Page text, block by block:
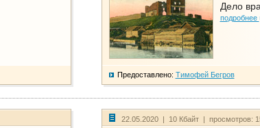
Дело
подробнее
Предоставлено: Тимофей Бегров
22.05.2020 | 10 Кбайт | просмотров: